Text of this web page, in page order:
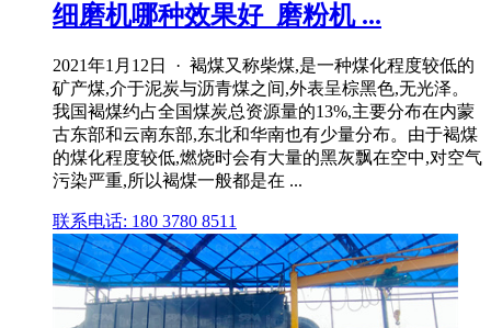
细磨机哪种效果好_磨粉机 ...
2021年1月12日 · 褐煤又称柴煤,是一种煤化程度较低的
矿产煤,介于泥炭与沥青煤之间,外表呈棕黑色,无光泽。
我国褐煤约占全国煤炭总资源量的13%,主要分布在内蒙
古东部和云南东部,东北和华南也有少量分布。由于褐煤
的煤化程度较低,燃烧时会有大量的黑灰飘在空中,对空气
污染严重,所以褐煤一般都是在 ...
联系电话: 180 3780 8511